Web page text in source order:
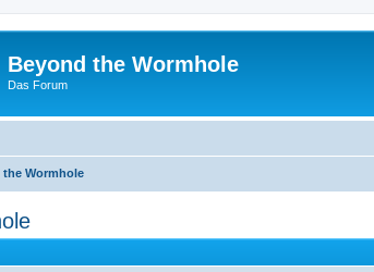
Beyond the Wormhole
Das Forum
the Wormhole